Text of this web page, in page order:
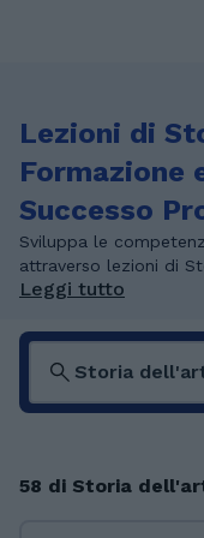
Lezioni di
Formazione
Successo
Sviluppa le
attraverso lezioni di
Leggi tutto
58 di Storia